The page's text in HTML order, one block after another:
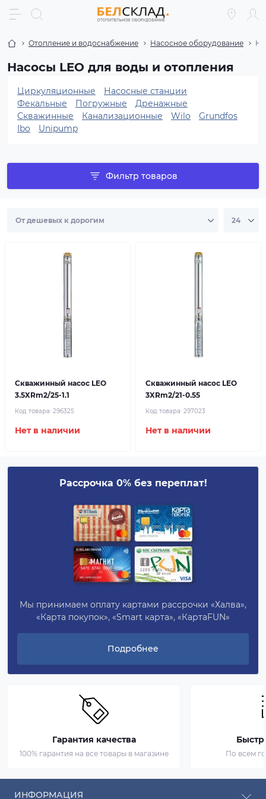
Отопление и водоснабжение Насосное оборудование
Насосы LEO для воды и отопления
Циркуляционные
Насосные станции
Фекальные
Погружные
Дренажные
Скважинные
Канализационные Wilo
Grundfos
Ibo
Unipump
Фильтр товаров
Скважинный насос LEO
3.5XRm2/25-1.1
Код товара: 296325
Нет в наличии
Скважинный насос LEO
3XRm2/21-0.55
Код товара: 297023
Нет в наличии
Рассрочка 0% без переплат!
Мы принимаем оплату картами рассрочки «Халва»,
«Карта покупок», «Smart карта», «КартаFUN»
Подробнее
Гарантия качества
100% гарантия на все товары в магазине По всем
ИНФОРМАЦИЯ